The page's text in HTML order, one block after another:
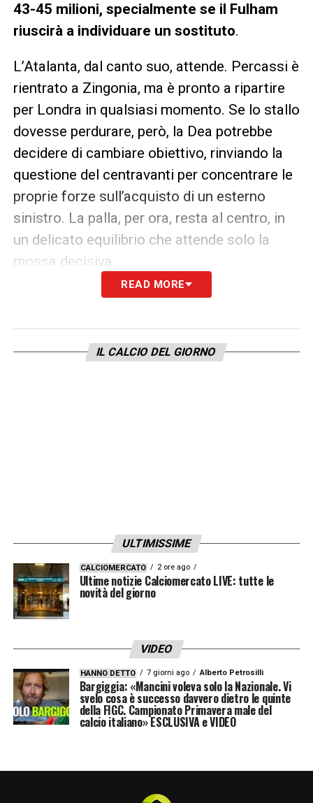
43-45 milioni, specialmente se il Fulham
riuscirà a individuare un sostituto.
L’Atalanta, dal canto suo, attende. Percassi è
rientrato a Zingonia, ma è pronto a ripartire
per Londra in qualsiasi momento. Se lo stallo
dovesse perdurare, però, la Dea potrebbe
decidere di cambiare obiettivo, rinviando la
questione del centravanti per concentrare le
proprie forze sull’acquisto di un esterno
sinistro. La palla, per ora, resta al centro, in
un delicato equilibrio che attende solo la
mossa decisiva.
READ MORE
IL CALCIO DEL GIORNO
ULTIMISSIME
CALCIOMERCATO 2 ore ago
Ultime notizie Calciomercato LIVE: tutte le
novità del giorno
VIDEO
HANNO DETTO 7 giorni ago Alberto Petrosilli
Bargiggia: «Mancini voleva solo la Nazionale. Vi
svelo cosa è successo davvero dietro le quinte
della FIGC. Campionato Primavera male del
calcio italiano» ESCLUSIVA e VIDEO